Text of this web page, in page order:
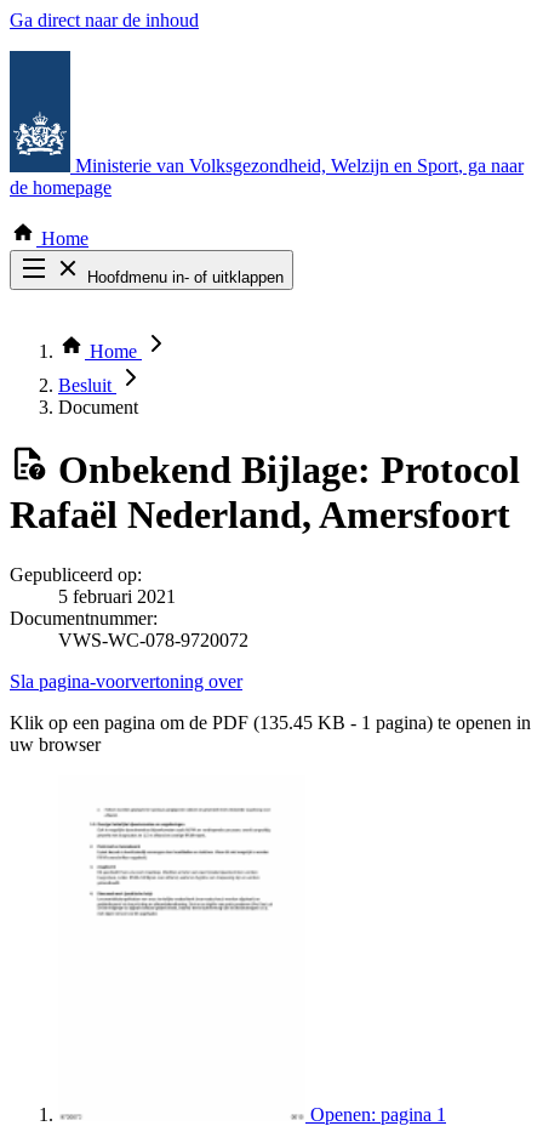
Ga direct naar de inhoud
Ministerie van Volksgezondheid, Welzijn en Sport, ga naar
de homepage
Home
Hoofdmenu in- of uitklappen
Thema COVID-19
Bekijk per bestuursorgaan
Home
Besluit
Document
Onbekend Bijlage: Protocol
Rafaël Nederland, Amersfoort
Gepubliceerd op:
5 februari 2021
Documentnummer:
VWS-WC-078-9720072
Sla pagina-voorvertoning over
Klik op een pagina om de PDF (135.45 KB - 1 pagina) te openen in
uw browser
Openen: pagina 1